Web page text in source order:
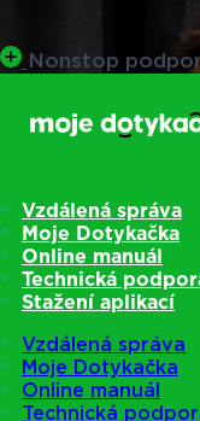
Nonstop
Vzdálená správa
Moje Dotykačka
Online manuál
Technická
Stažení aplikací
Vzdálená správa
Moje Dotykačka
Online manuál
Technická